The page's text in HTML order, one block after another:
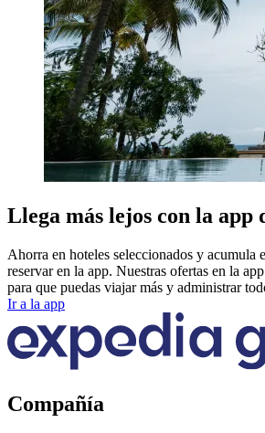
Llega más lejos con la app
Ahorra en hoteles seleccionados y acumula
reservar en la app. Nuestras ofertas en la
para que puedas viajar más y administrar
Ir a la app
Compañía